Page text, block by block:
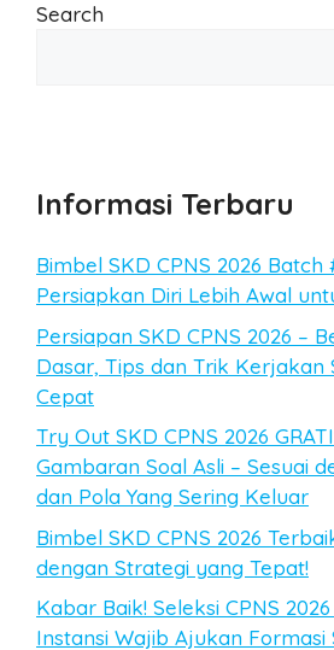
Search
Informasi Terbaru
Bimbel SKD CPNS 2026 Batch
Persiapkan Diri Lebih Awal
Persiapan SKD CPNS 2026 –
Dasar, Tips dan Trik Kerjakan
Cepat
Try Out SKD CPNS 2026
Gambaran Soal Asli – Sesuai
dan Pola Yang Sering Keluar
Bimbel SKD CPNS 2026
dengan Strategi yang Tepat!
Kabar Baik! Seleksi CPNS
Instansi Wajib Ajukan Formasi